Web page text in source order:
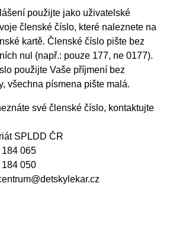
použijte jako uživatelské
členské číslo, které naleznete na
kartě. Členské číslo pište bez
nul (např.: pouze 177, ne 0177).
použijte Vaše příjmení bez
všechna písmena pište malá.
své členské číslo, kontaktujte
SPLDD ČR
065
050